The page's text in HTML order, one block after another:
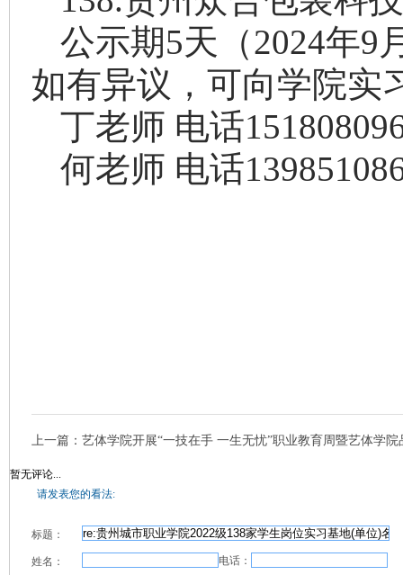
公示期5天 （2024年9
如有异议，可向学院实
丁老师 电话
何老师 电话
上一篇：艺体学院开展“一技在手 一生无忧”职业教育周暨艺体学院品牌文
暂无评论...
请发表您的看法:
标题：
姓名： 电话：